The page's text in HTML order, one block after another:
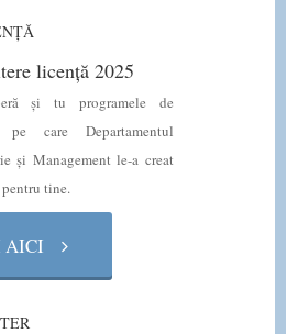
licență 2025
şi tu programele de
pe care Departamentul
şi Management le-a creat
tine.
AICI